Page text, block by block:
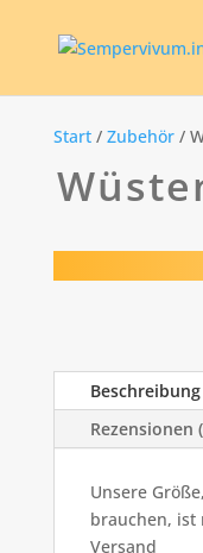
Start/ Zubehör/
Beschreibung
Rezensionen
Unsere
brauchen, ist
Versand